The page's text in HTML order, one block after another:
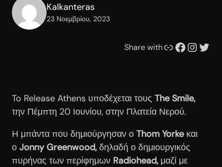
Kalkanteras
23 Νοεμβρίου, 2023
Share withΣυνδέσμου Facebook Instagram Twitter
To Release Athens υποδέχεται τους The Smile,
την Πέμπτη 20 Ιουνίου, στην Πλατεία Νερού.
Η μπάντα που δημιούργησαν ο Thom Yorkeκαι
ο Jonny Greenwood,δηλαδή ο δημιουργικός
πυρήνας των περίφημων Radiohead,μαζί με